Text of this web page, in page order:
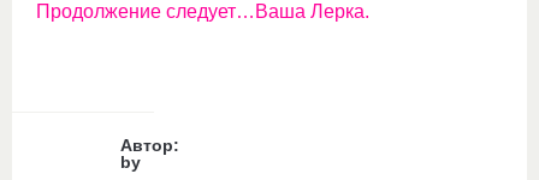
Продолжение следует…Ваша Лерка.
Автор:
by